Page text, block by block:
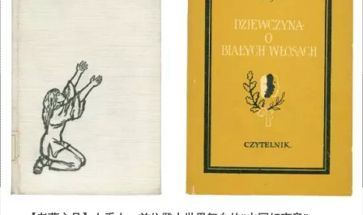
被删减了不少内容，使得有些桥段的交待与情节转换上略显突兀，
这也是事实。但即便如此，它仍然称得上是一部有探索、有发现、
凤凰周刊 | 为全球华人提供独立意见